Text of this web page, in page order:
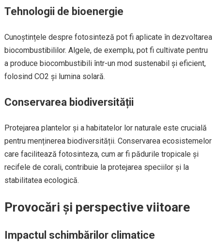
Tehnologii de bioenergie
Cunoștințele despre fotosinteză pot fi aplicate în dezvoltarea
biocombustibililor. Algele, de exemplu, pot fi cultivate pentru
a produce biocombustibili într-un mod sustenabil și eficient,
folosind CO2 și lumina solară.
Conservarea biodiversității
Protejarea plantelor și a habitatelor lor naturale este crucială
pentru menținerea biodiversității. Conservarea ecosistemelor
care facilitează fotosinteza, cum ar fi pădurile tropicale și
recifele de corali, contribuie la protejarea speciilor și la
stabilitatea ecologică.
Provocări și perspective viitoare
Impactul schimbărilor climatice